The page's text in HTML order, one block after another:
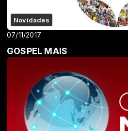
Novidades
07/11/2017
GOSPEL MAIS